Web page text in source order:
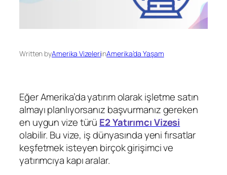
Written byAmerika VizeleriinAmerika’da Yaşam
Eğer Amerika’da yatırım olarak işletme satın
almayı planlıyorsanız başvurmanız gereken
en uygun vize türü E2 Yatırımcı Vizesi
olabilir. Bu vize, iş dünyasında yeni fırsatlar
keşfetmek isteyen birçok girişimci ve
yatırımcıya kapı aralar.